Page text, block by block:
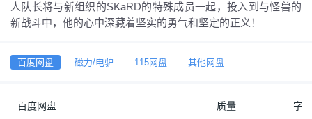
人队长将与新组织的SKaRD的特殊成员一起，投入到与怪兽的
新战斗中，他的心中深藏着坚实的勇气和坚定的正义！
百度网盘 磁力/电驴 115网盘 其他网盘
百度网盘 质量 字幕